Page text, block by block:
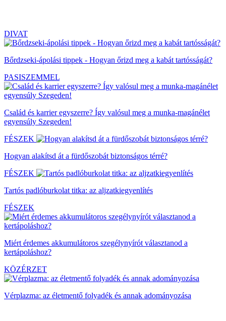
DIVAT
Bőrdzseki-ápolási tippek - Hogyan őrizd meg a kabát tartósságát?
PASISZEMMEL
Család és karrier egyszerre? Így valósul meg a munka-magánélet
egyensúly Szegeden!
FÉSZEK
Hogyan alakítsd át a fürdőszobát biztonságos térré?
FÉSZEK
Tartós padlóburkolat titka: az aljzatkiegyenlítés
FÉSZEK
Miért érdemes akkumulátoros szegélynyírót választanod a
kertápoláshoz?
KÖZÉRZET
Vérplazma: az életmentő folyadék és annak adományozása